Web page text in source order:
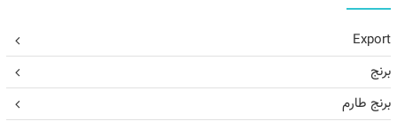
Export
برنج
برنج طارم